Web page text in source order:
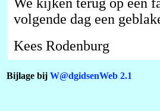
volgende dag een
Kees Rodenburg
Bijlage bij W@dgidsenWeb 2.1